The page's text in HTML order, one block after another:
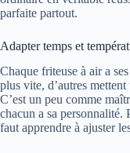
parfaite partout.
Adapter temps et
Chaque friteuse à air a
plus vite, d’autres
C’est un peu comme
chacun a sa
faut apprendre à ajuster